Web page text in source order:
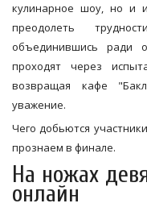
кулинарное шоу, но и
преодолеть
объединившись ради
проходят через
возвращая кафе
уважение.
Чего добьются
прознаем в финале.
На ножах
онлайн